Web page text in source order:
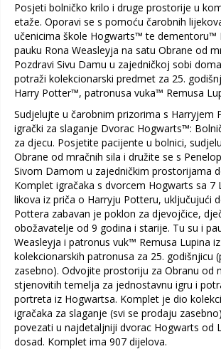
Posjeti bolničko krilo i druge prostorije u
etaže. Oporavi se s pomoću čarobnih
učenicima škole Hogwarts™ te dementoru™
pauku Rona Weasleyja na satu Obrane od
Pozdravi Sivu Damu u zajedničkoj sobi
potraži kolekcionarski predmet za 25.
Harry Potter™, patronusa vuka™ Remusa
Sudjelujte u čarobnim prizorima s Harryjem
igrački za slaganje Dvorac Hogwarts™:
za djecu. Posjetite pacijente u bolnici,
Obrane od mračnih sila i družite se s
Sivom Damom u zajedničkim prostorijama
Komplet igračaka s dvorcem Hogwarts sa 7
likova iz priča o Harryju Potteru, uključujući
Pottera zabavan je poklon za djevojčice,
obožavatelje od 9 godina i starije. Tu su i
Weasleyja i patronus vuk™ Remusa Lupina
kolekcionarskih patronusa za 25. godišnjicu
zasebno). Odvojite prostoriju za Obranu od
stjenovitih temelja za jednostavnu igru i
portreta iz Hogwartsa. Komplet je dio
igračaka za slaganje (svi se prodaju
povezati u najdetaljniji dvorac Hogwarts od
dosad. Komplet ima 907 dijelova.